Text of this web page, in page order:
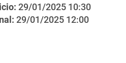
29/01/2025 10:30
29/01/2025 12:00